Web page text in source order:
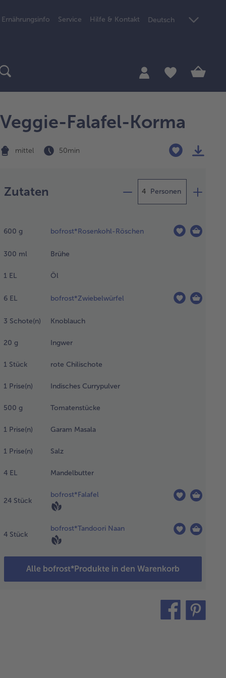
Ernährungsinfo Service Hilfe & Kontakt Deutsch
Veggie-Falafel-Korma
mittel 50 min
Zutaten Personen
600 g bofrost*Rosenkohl-Röschen
300 ml Brühe
1 EL Öl
6 EL bofrost*Zwiebelwürfel
3 Schote(n) Knoblauch
20 g Ingwer
1 Stück rote Chilischote
1 Prise(n) Indisches Currypulver
500 g Tomatenstücke
1 Prise(n) Garam Masala
1 Prise(n) Salz
4 EL Mandelbutter
24 Stück
bofrost*Falafel
4 Stück
bofrost*Tandoori Naan
Alle bofrost*Produkte in den Warenkorb
fertig garen.
einer Brühe frei
Topf
Öl
und
und
teilen